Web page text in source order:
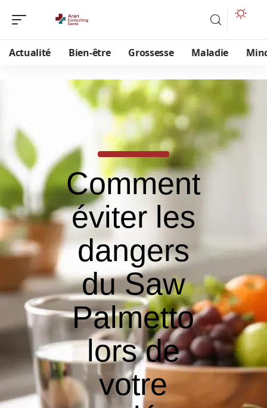
Actualité Bien-être Grossesse Maladie
Comment
éviter les
dangers
du Saw
Palmetto
lors de
votre